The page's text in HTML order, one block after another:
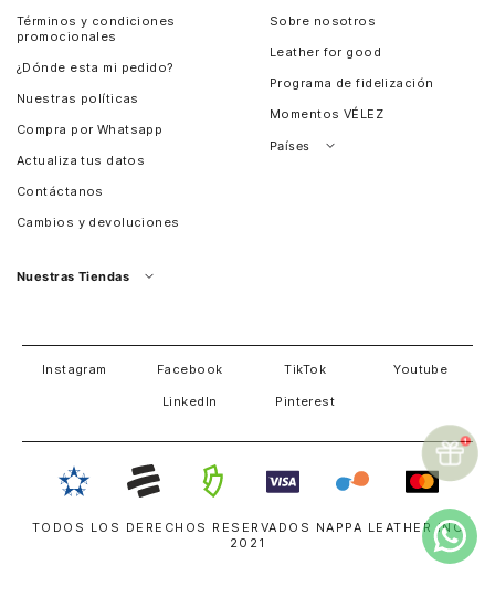
Términos y condiciones
promocionales
¿Dónde esta mi pedido?
Nuestras políticas
Compra por Whatsapp
Actualiza tus datos
Contáctanos
Cambios y devoluciones
Sobre nosotros
Leather for good
Programa de fidelización
Momentos VÉLEZ
Países
Costa Rica
Nuestras Tiendas
Instagram
Facebook TikTok Youtube
LinkedIn Pinterest
TODOS LOS DERECHOS RESERVADOS NAPPA LEATHER INC
2021